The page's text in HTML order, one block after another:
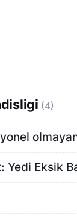
(4)
Yedi Eksik